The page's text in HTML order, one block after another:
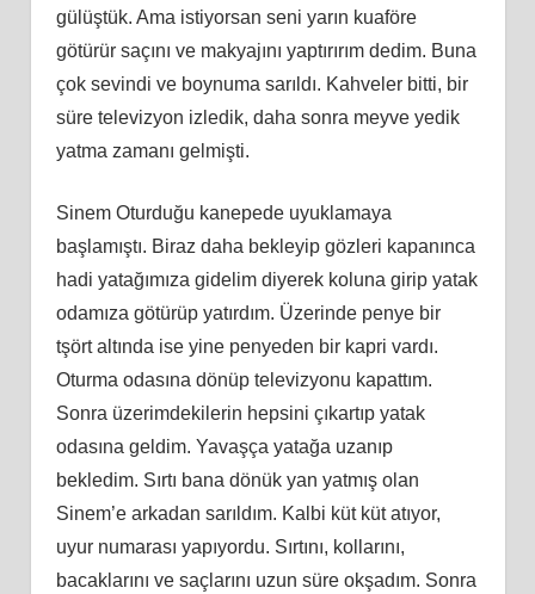
gülüştük. Ama istiyorsan seni yarın kuaföre
götürür saçını ve makyajını yaptırırım dedim. Buna
çok sevindi ve boynuma sarıldı. Kahveler bitti, bir
süre televizyon izledik, daha sonra meyve yedik
yatma zamanı gelmişti.
Sinem Oturduğu kanepede uyuklamaya
başlamıştı. Biraz daha bekleyip gözleri kapanınca
hadi yatağımıza gidelim diyerek koluna girip yatak
odamıza götürüp yatırdım. Üzerinde penye bir
tşört altında ise yine penyeden bir kapri vardı.
Oturma odasına dönüp televizyonu kapattım.
Sonra üzerimdekilerin hepsini çıkartıp yatak
odasına geldim. Yavaşça yatağa uzanıp
bekledim. Sırtı bana dönük yan yatmış olan
Sinem’e arkadan sarıldım. Kalbi küt küt atıyor,
uyur numarası yapıyordu. Sırtını, kollarını,
bacaklarını ve saçlarını uzun süre okşadım. Sonra